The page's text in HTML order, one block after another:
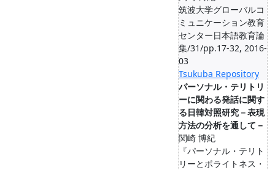
筑波大学グローバルコ
ミュニケーション教育
センター日本語教育論
集/31/pp.17-32, 2016-
03
Tsukuba Repository
パーソナル・テリトリ
ーに関わる発話に関す
る日韓対照研究－表現
方法の分析を通して－
関崎 博紀
『パーソナル・テリト
リーとポライトネス・